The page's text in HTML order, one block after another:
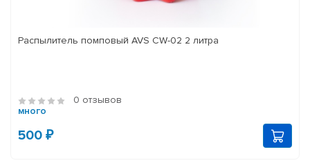
Распылитель помповый AVS CW-02 2 литра
0 отзывов
много
500 ₽